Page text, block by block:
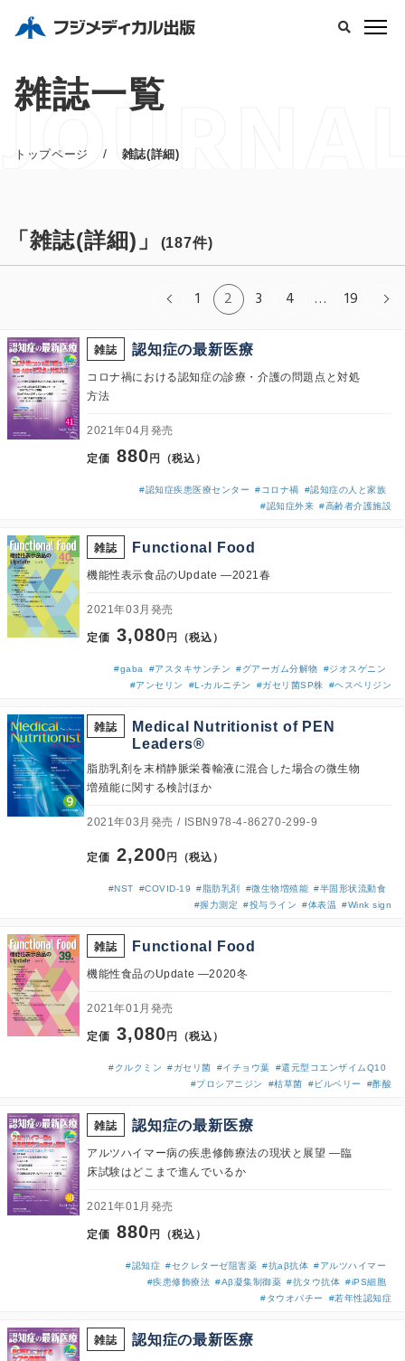
雑誌一覧
トップページ / 雑誌(詳細)
「雑誌(詳細)」 (187件)
1 2 3 4 … 19
雑誌 認知症の最新医療
コロナ禍における認知症の診療・介護の問題点と対処
方法
2021年04月発売
定価 880 円（税込）
#認知症疾患医療センター #コロナ禍
#認知症の人と家族
#認知症外来 #高齢者介護施設
雑誌 Functional Food
機能性表示食品のUpdate ―2021春
2021年03月発売
定価 3,080 円（税込）
#gaba #アスタキサンチン #グアーガム分解物
#ジオスゲニン
#アンセリン
#L-カルニチン #ガセリ菌SP株 #ヘスペリジン
雑誌
Medical Nutritionist of PEN
Leaders®
脂肪乳剤を末梢静脈栄養輸液に混合した場合の微生物
増殖能に関する検討ほか
2021年03月発売 ISBN978-4-86270-299-9
定価 2,200 円（税込）
#NST #COVID-19 #脂肪乳剤 #微生物増殖能 #半固形状流動食
#握力測定
#投与ライン #体表温 #Wink sign
雑誌 Functional Food
機能性食品のUpdate ―2020冬
2021年01月発売
定価 3,080 円（税込）
#クルクミン #ガセリ菌 #イチョウ葉
#還元型コエンザイムQ10
#プロシアニジン
#枯草菌 #ビルベリー #酢酸
雑誌 認知症の最新医療
アルツハイマー病の疾患修飾療法の現状と展望 ―臨
床試験はどこまで進んでいるか
2021年01月発売
定価 880 円（税込）
#認知症 #セクレターゼ阻害薬 #抗aβ抗体 #アルツハイマー
#疾患修飾療法 #Aβ凝集制御薬 #抗タウ抗体 #iPS細胞
#タウオパチー
#若年性認知症
雑誌 認知症の最新医療